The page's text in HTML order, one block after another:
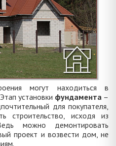
могут находиться в
установки фундамента –
для покупателя,
строительство, исходя из
можно демонтировать
проект и возвести дом, не